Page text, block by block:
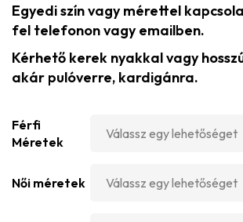
Egyedi szín vagy mérettel
fel telefonon vagy emailben.
Kérhető kerek nyakkal vagy
akár pulóverre, kardigánra.
Férfi
Méretek
Női méretek